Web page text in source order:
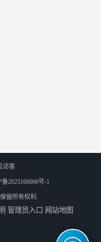
访客
2025166066号-1
保留所有权利.
管理员入口 网站地图